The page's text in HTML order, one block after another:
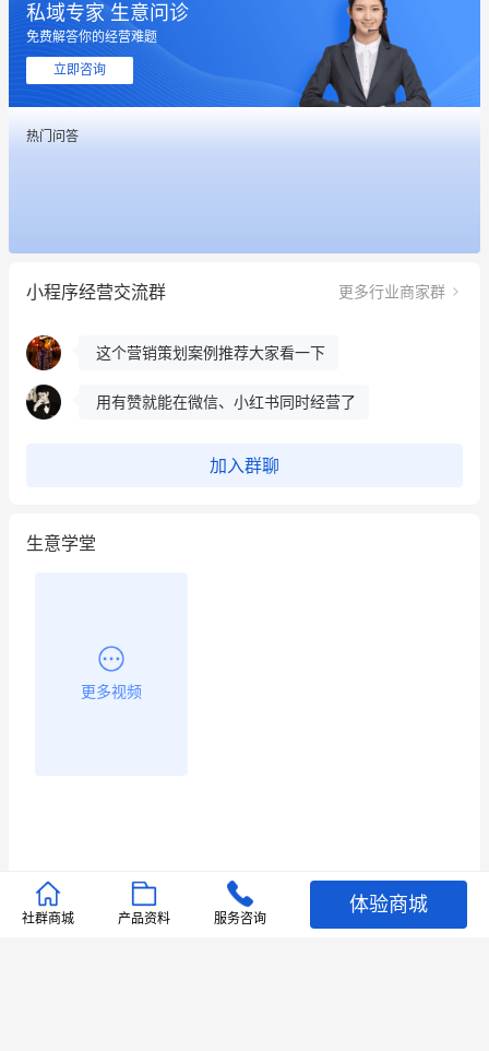
私域专家 生意问诊
免费解答你的经营难题
立即咨询
热门问答
小程序经营交流群 更多行业商家群
这个营销策划案例推荐大家看一下
冰墩墩货源充足需要的联系我
这个营销策划案例推荐大家看一下
用有赞就能在微信、小红书同时经营了
加入群聊
生意学堂
更多视频
推荐文章
社群商城 产品资料 服务咨询
体验商城